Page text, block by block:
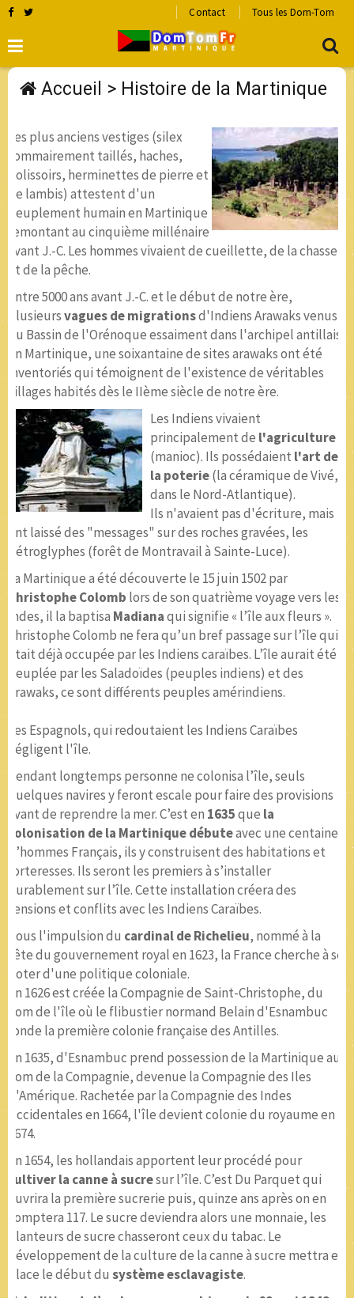
Contact Tous les Dom-Tom
Accueil > Histoire de la Martinique
Les plus anciens vestiges (silex
sommairement taillés, haches,
polissoirs, herminettes de pierre et
de lambis) attestent d'un
peuplement humain en Martinique
remontant au cinquième millénaire
avant J.-C. Les hommes vivaient de cueillette, de la chasse
et de la pêche.
Entre 5000 ans avant J.-C. et le début de notre ère,
plusieursvagues de migrationsd'Indiens Arawaks venus
du Bassin de l'Orénoque essaiment dans l'archipel antillais.
En Martinique, une soixantaine de sites arawaks ont été
inventoriés qui témoignent de l'existence de véritables
villages habités dès le IIème siècle de notre ère.
Les Indiens vivaient
principalement de l'agriculture
(manioc). Ils possédaient l'art de
la poterie(la céramique de Vivé,
dans le Nord-Atlantique).
Ils n'avaient pas d'écriture, mais
ont laissé des "messages" sur des roches gravées, les
pétroglyphes (forêt de Montravail à Sainte-Luce).
La Martinique a été découverte le 15 juin 1502 par
Christophe Colomb lors de son quatrième voyage vers les
Indes, il la baptisa Madianaqui signifie « l’île aux fleurs ».
Christophe Colomb ne fera qu’un bref passage sur l’île qui
était déjà occupée par les Indiens caraïbes. L’île aurait été
peuplée par les Saladoïdes (peuples indiens) et des
Arawaks, ce sont différents peuples amérindiens.
Les Espagnols, qui redoutaient les Indiens Caraïbes
négligent l'île.
Pendant longtemps personne ne colonisa l’île, seuls
quelques navires y feront escale pour faire des provisions
avant de reprendre la mer. C’est en 1635que la
colonisation de la Martinique débuteavec une centaine
d’hommes Français, ils y construisent des habitations et
forteresses. Ils seront les premiers à s’installer
durablement sur l’île. Cette installation créera des
tensions et conflits avec les Indiens Caraïbes.
Sous l'impulsion du cardinal de Richelieu, nommé à la
tête du gouvernement royal en 1623, la France cherche à se
doter d'une politique coloniale.
En 1626 est créée la Compagnie de Saint-Christophe, du
nom de l'île où le flibustier normand Belain d'Esnambuc
fonde la première colonie française des Antilles.
En 1635, d'Esnambuc prend possession de la Martinique au
nom de la Compagnie, devenue la Compagnie des Iles
d'Amérique. Rachetée par la Compagnie des Indes
Occidentales en 1664, l'île devient colonie du royaume en
1674.
En 1654, les hollandais apportent leur procédé pour
cultiver la canne à sucresur l’île. C’est Du Parquet qui
ouvrira la première sucrerie puis, quinze ans après on en
comptera 117. Le sucre deviendra alors une monnaie, les
planteurs de sucre chasseront ceux du tabac. Le
développement de la culture de la canne à sucre mettra en
place le début du système esclavagiste.